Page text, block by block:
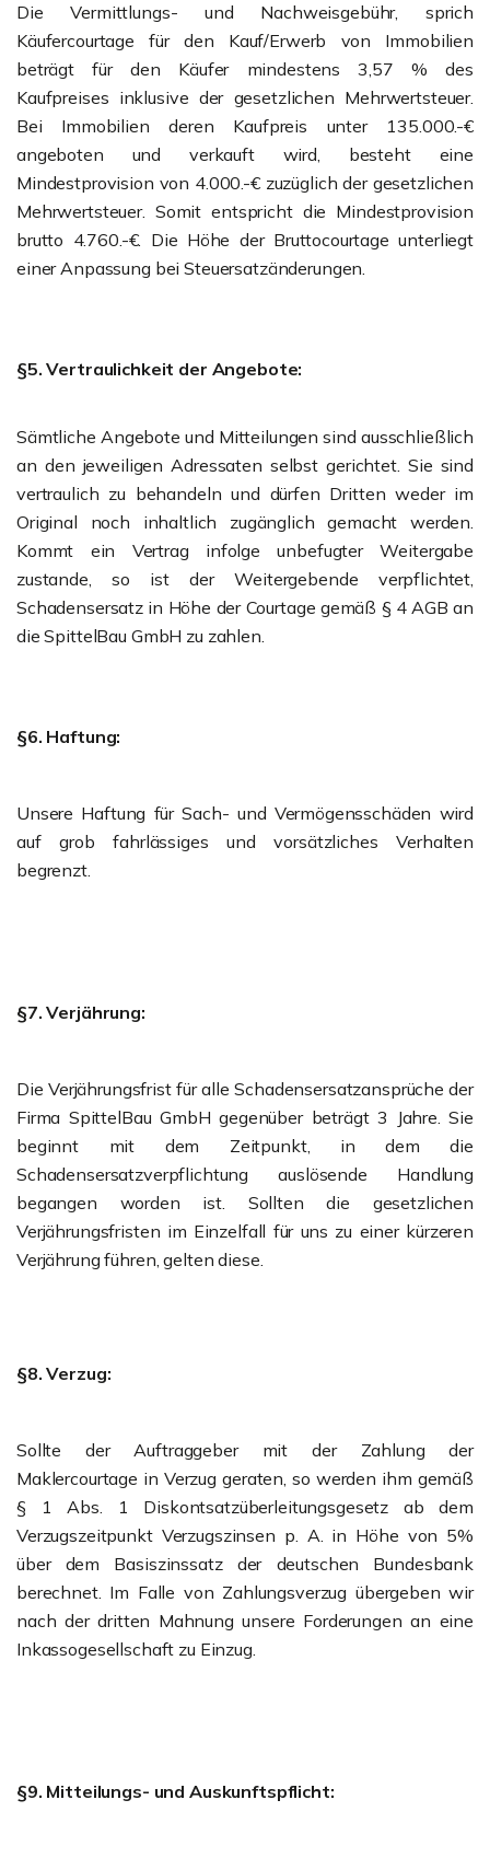
Die Vermittlungs- und Nachweisgebühr, sprich
Käufercourtage für den Kauf/Erwerb von Immobilien
beträgt für den Käufer mindestens 3,57 % des
Kaufpreises inklusive der gesetzlichen Mehrwertsteuer.
Bei Immobilien deren Kaufpreis unter 135.000.-€
angeboten und verkauft wird, besteht eine
Mindestprovision von 4.000.-€ zuzüglich der gesetzlichen
Mehrwertsteuer. Somit entspricht die Mindestprovision
brutto 4.760.-€. Die Höhe der Bruttocourtage unterliegt
einer Anpassung bei Steuersatzänderungen.
§5. Vertraulichkeit der Angebote:
Sämtliche Angebote und Mitteilungen sind ausschließlich
an den jeweiligen Adressaten selbst gerichtet. Sie sind
vertraulich zu behandeln und dürfen Dritten weder im
Original noch inhaltlich zugänglich gemacht werden.
Kommt ein Vertrag infolge unbefugter Weitergabe
zustande, so ist der Weitergebende verpflichtet,
Schadensersatz in Höhe der Courtage gemäß § 4 AGB an
die SpittelBau GmbH zu zahlen.
§6. Haftung:
Unsere Haftung für Sach- und Vermögensschäden wird
auf grob fahrlässiges und vorsätzliches Verhalten
begrenzt.
§7. Verjährung:
Die Verjährungsfrist für alle Schadensersatzansprüche der
Firma SpittelBau GmbH gegenüber beträgt 3 Jahre. Sie
beginnt mit dem Zeitpunkt, in dem die
Schadensersatzverpflichtung auslösende Handlung
begangen worden ist. Sollten die gesetzlichen
Verjährungsfristen im Einzelfall für uns zu einer kürzeren
Verjährung führen, gelten diese.
§8. Verzug:
Sollte der Auftraggeber mit der Zahlung der
Maklercourtage in Verzug geraten, so werden ihm gemäß
§ 1 Abs. 1 Diskontsatzüberleitungsgesetz ab dem
Verzugszeitpunkt Verzugszinsen p. A. in Höhe von 5%
über dem Basiszinssatz der deutschen Bundesbank
berechnet. Im Falle von Zahlungsverzug übergeben wir
nach der dritten Mahnung unsere Forderungen an eine
Inkassogesellschaft zu Einzug.
§9. Mitteilungs- und Auskunftspflicht: